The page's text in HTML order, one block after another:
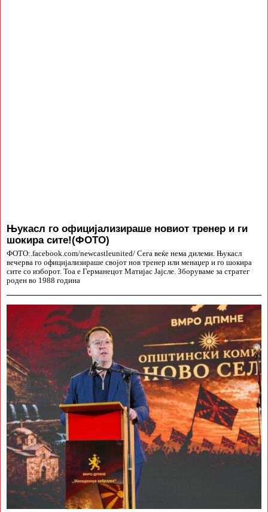
Њукасл го официјализираше новиот тренер и ги
шокира сите!(ФОТО)
ФОТО:.facebook.com/newcastleunited/ Сега веќе нема дилеми. Њукасл
вечерва го официјализираше својот нов тренер или менаџер и го шокира
сите со изборот. Тоа е Германецот Матијас Јајсле. Зборуваме за стратег
роден во 1988 година